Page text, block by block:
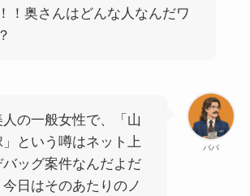
！奥さんはどんな人なんだワ
パパ
の一般女性で、「山
という噂はネット上
ッグ案件なんだよだ
日はそのあたりのノ